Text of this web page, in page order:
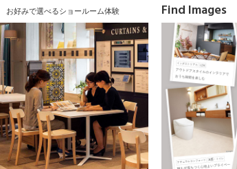
お好みで選べるショールーム体験 Find Images